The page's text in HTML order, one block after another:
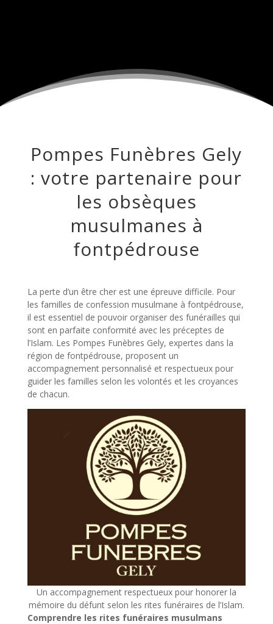
Pompes Funèbres Gely
: votre partenaire pour
les obsèques
musulmanes à
fontpédrouse
La perte d’un être cher est une épreuve difficile. Pour
les familles de confession musulmane à fontpédrouse,
il est essentiel de pouvoir organiser des funérailles qui
sont en parfaite conformité avec les préceptes de
l’Islam. Les Pompes Funèbres Gely, expertes dans la
région de fontpédrouse, proposent un
accompagnement personnalisé et respectueux pour
guider les familles selon les volontés et les croyances
de chacun.
Un accompagnement respectueux pour honorer la
mémoire du défunt selon les rites funéraires de l’Islam.
Comprendre les rites funéraires musulmans